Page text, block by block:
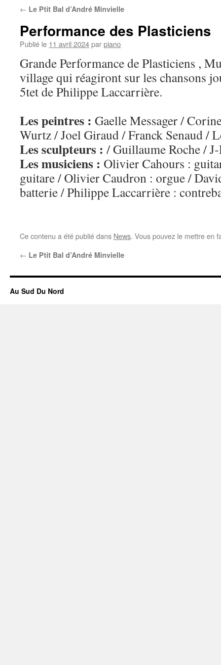
← Le Ptit Bal d’André Minvielle
Performance des Plasticiens
Publié le 11 avril 2024parpiano
Grande Performance de Plasticiens ,
village qui réagiront sur les chansons
5tet de Philippe Laccarrière.
Les peintres : Gaelle Messager /
Wurtz / Joel Giraud / Franck Senaud /
Les sculpteurs : / Guillaume Roche /
Les musiciens : Olivier Cahours :
guitare / Olivier Caudron : orgue /
batterie / Philippe Laccarrière :
Ce contenu a été publié dans News. Vous pouvez le mettre en
← Le Ptit Bal d’André Minvielle
Au Sud Du Nord